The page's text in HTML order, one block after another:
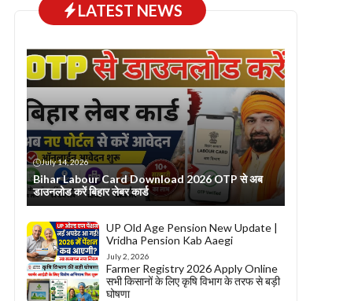
LATEST NEWS
July 14, 2026
Bihar Labour Card Download 2026 OTP से अब
डाउनलोड करें बिहार लेबर कार्ड
UP Old Age Pension New Update |
Vridha Pension Kab Aaegi
July 2, 2026
Farmer Registry 2026 Apply Online
सभी किसानों के लिए कृषि विभाग के तरफ से बड़ी
घोषणा